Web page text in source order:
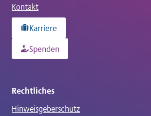
Kontakt
Karriere
Spenden
Rechtliches
Hinweisgeberschutz